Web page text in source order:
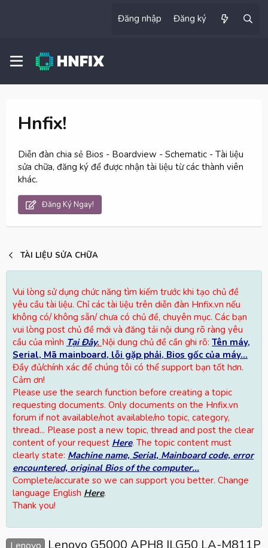
Đăng nhập Đăng ký
Hnfix!
Diễn đàn chia sẻ Bios - Boardview - Schematic - Tài liệu
sửa chữa, đăng ký để được nhận tài liệu từ các thành viên
khác.
Đăng Ký Ngay!
TÀI LIỆU SỬA CHỮA
Vui lòng sử dụng chức năng tìm kiếm trước khi tạo chủ đề
yêu cầu tài liệu. Chỉ các tài liệu trên diễn đàn Hnfix.vn nếu
không có/ không sẵn/ chưa có chủ đề, chuyên mục. Các bạn
vui lòng post chủ đề mới và đăng tải nội dung rõ ràng yêu
cầu của mình Tại Đây. Nội dung chủ đề cần ghi rõ: Tên máy,
Serial, Mã mainboard, lỗi gặp phải, Bios gốc của máy...
Đầy đủ/chính xác để chúng tôi có thể support bạn tốt hơn.
Cảm ơn!
Please use the search function before creating a topic
requesting documents. Only documents on the Hnfix.vn
forum if not available/not available/no topic, category,
thread... Please post a new topic, thread and post the clear
content of your request Here. The topic content must
clearly state: Machine name, Serial, Mainboard code, error
encountered, original Bios of the computer...
Complete/accurate so we can support you better. Change
language English Here.
Thank you!
Lenovo G5000 APH8 ILG50 LA-M811P